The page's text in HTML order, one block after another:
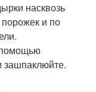
насквозь
и по
помощью
зашпаклюйте.